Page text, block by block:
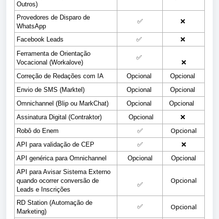
Outros)
Provedores de Disparo de
WhatsApp
✅ ❌
Facebook Leads ✅
❌
Ferramenta de Orientação
Vocacional (Workalove)
✅
❌
Correção de Redações com IA
Opcional
Opcional
Envio de SMS (Marktel ) Opcional
Opcional
Omnichannel (Blip ou MarkChat)
Opcional
Opcional
Assinatura Digital (Contraktor) Opcional
❌
Robô do Enem
✅ Opcional
API para validação de CEP ✅
❌
API genérica para Omnichannel
Opcional
Opcional
API para Avisar Sistema Externo
quando ocorrer conversão de
Leads e Inscrições
✅ Opcional
RD Station (Automação de
Marketing)
✅ Opcional